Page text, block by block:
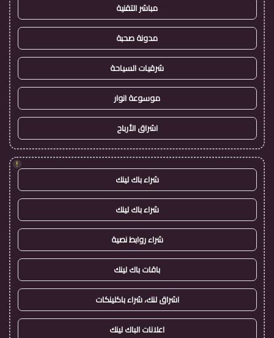
مباشر التقنية
مدونة صحبة
شرقيات السياحة
موسوعة انوار
اشراق الأرباح
!
شراء باك لينك
شراء باك لينك
شراء روابط نصية
باقات باك لينك
اشراق لنك، شراء باكلينكات
اعلانات الباك لينك